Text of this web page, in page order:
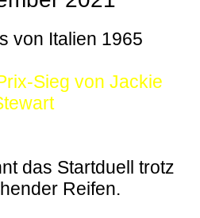
von Italien 1965
Sieg von Jackie
das Startduell trotz
Reifen.